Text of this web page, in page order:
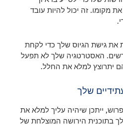
מקומו. זה יכול להיות עובד
את גישת הגיוס שלך כדי לקחת
האסטרטגיה שלך לא תפעל
יתרוצץ למלא את החלל.
ייתכן שיהיה עליך למלא את
בתוכנית הירושה המוצלחת של